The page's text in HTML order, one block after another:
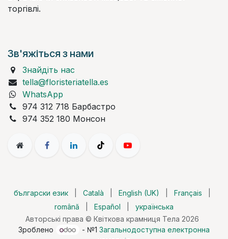
торгівлі.
Зв'яжіться з нами
Знайдіть нас
tella@floristeriatella.es
WhatsApp
974 312 718 Барбастро
974 352 180 Монсон
Авторські права © Квіткова крамниця Тела 2026
български език Català English (UK) Français
română
Español українська
Зроблено - №1Загальнодоступна електронна